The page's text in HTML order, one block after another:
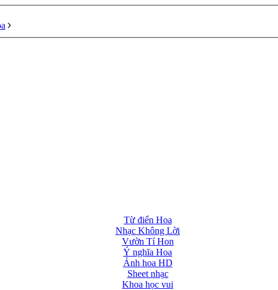
Từ điển Hoa
Nhạc Không Lời
Vườn Tí Hon
Ý nghĩa Hoa
Ảnh hoa HD
Sheet nhạc
Khoa học vui